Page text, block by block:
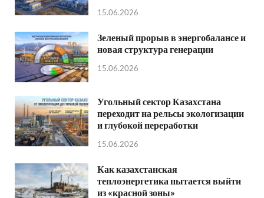
15.06.2026
Зеленый прорыв в энергобалансе и
новая структура генерации
15.06.2026
Угольный сектор Казахстана
переходит на рельсы экологизации
и глубокой переработки
15.06.2026
Как казахстанская
теплоэнергетика пытается выйти
из «красной зоны»